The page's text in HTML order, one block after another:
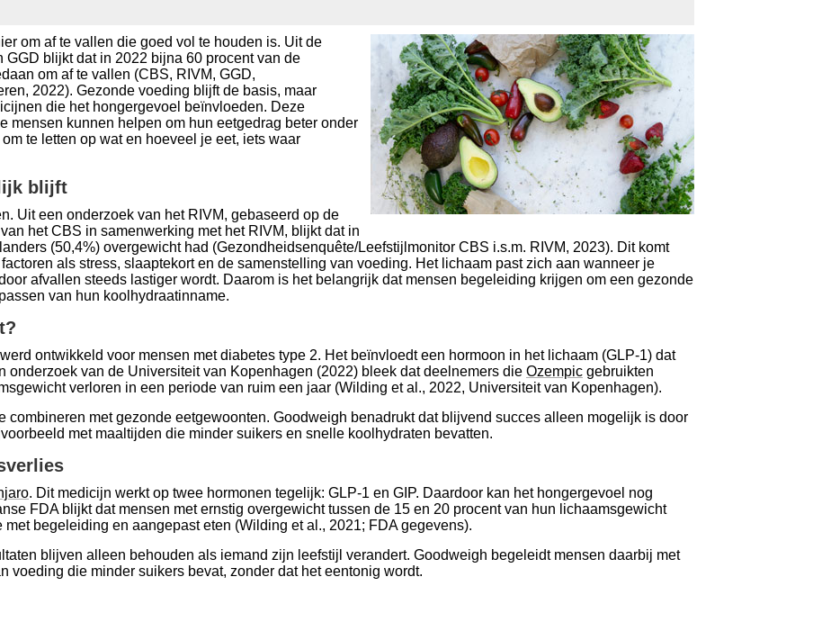
om af te vallen die goed vol te houden is. Uit de
blijkt dat in 2022 bijna 60 procent van de
om af te vallen (CBS, RIVM, GGD,
2022). Gezonde voeding blijft de basis, maar
die het hongergevoel beïnvloeden. Deze
mensen kunnen helpen om hun eetgedrag beter onder
te letten op wat en hoeveel je eet, iets waar
blijft
Uit een onderzoek van het RIVM, gebaseerd op de
het CBS in samenwerking met het RIVM, blijkt dat in
(50,4%) overgewicht had (Gezondheidsenquête/Leefstijlmonitor CBS i.s.m. RIVM, 2023). Dit komt
als stress, slaaptekort en de samenstelling van voeding. Het lichaam past zich aan wanneer je
afvallen steeds lastiger wordt. Daarom is het belangrijk dat mensen begeleiding krijgen om een gezonde
van hun koolhydraatinname.
ontwikkeld voor mensen met diabetes type 2. Het beïnvloedt een hormoon in het lichaam (GLP-1) dat
onderzoek van de Universiteit van Kopenhagen (2022) bleek dat deelnemers die Ozempic gebruikten
verloren in een periode van ruim een jaar (Wilding et al., 2022, Universiteit van Kopenhagen).
combineren met gezonde eetgewoonten. Goodweigh benadrukt dat blijvend succes alleen mogelijk is door
met maaltijden die minder suikers en snelle koolhydraten bevatten.
. Dit medicijn werkt op twee hormonen tegelijk: GLP-1 en GIP. Daardoor kan het hongergevoel nog
FDA blijkt dat mensen met ernstig overgewicht tussen de 15 en 20 procent van hun lichaamsgewicht
begeleiding en aangepast eten (Wilding et al., 2021; FDA gegevens).
blijven alleen behouden als iemand zijn leefstijl verandert. Goodweigh begeleidt mensen daarbij met
voeding die minder suikers bevat, zonder dat het eentonig wordt.